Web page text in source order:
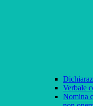
Verbale
Nomina